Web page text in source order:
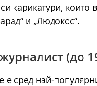
карикатури,
и „Людокос“.
(до
сред най-